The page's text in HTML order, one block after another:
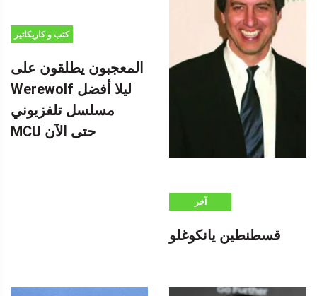
كتب و كاريكاتير
المعجبون يطلقون على
Werewolf ليلا أفضل
مسلسل تلفزيوني
MCU حتى الآن
آخر
قسطنطين يانكوغلو